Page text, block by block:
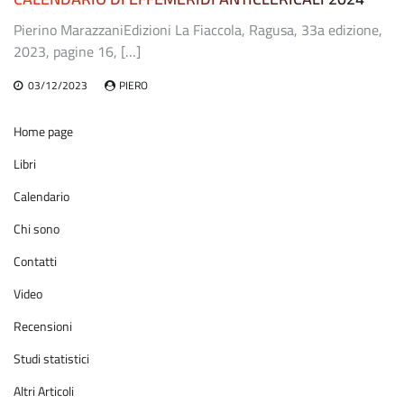
Pierino MarazzaniEdizioni La Fiaccola, Ragusa, 33a edizione,
2023, pagine 16, […]
03/12/2023 PIERO
Home page
Libri
Calendario
Chi sono
Contatti
Video
Recensioni
Studi statistici
Altri Articoli